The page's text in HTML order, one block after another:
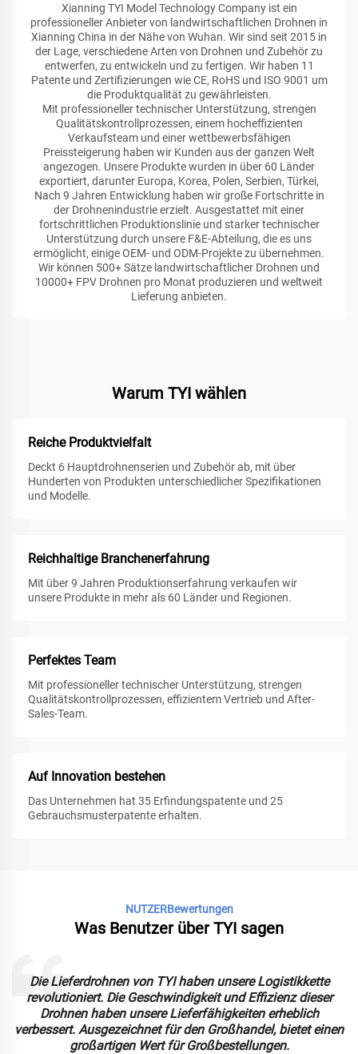
Xianning TYI Model Technology Company ist ein
professioneller Anbieter von landwirtschaftlichen Drohnen in
Xianning China in der Nähe von Wuhan. Wir sind seit 2015 in
der Lage, verschiedene Arten von Drohnen und Zubehör zu
entwerfen, zu entwickeln und zu fertigen. Wir haben 11
Patente und Zertifizierungen wie CE, RoHS und ISO 9001 um
die Produktqualität zu gewährleisten.
Mit professioneller technischer Unterstützung, strengen
Qualitätskontrollprozessen, einem hocheffizienten
Verkaufsteam und einer wettbewerbsfähigen
Preissteigerung haben wir Kunden aus der ganzen Welt
angezogen. Unsere Produkte wurden in über 60 Länder
exportiert, darunter Europa, Korea, Polen, Serbien, Türkei,
Nach 9 Jahren Entwicklung haben wir große Fortschritte in
der Drohnenindustrie erzielt. Ausgestattet mit einer
fortschrittlichen Produktionslinie und starker technischer
Unterstützung durch unsere F&E-Abteilung, die es uns
ermöglicht, einige OEM- und ODM-Projekte zu übernehmen.
Wir können 500+ Sätze landwirtschaftlicher Drohnen und
10000+ FPV Drohnen pro Monat produzieren und weltweit
Lieferung anbieten.
Warum TYI wählen
Reiche Produktvielfalt
Deckt 6 Hauptdrohnenserien und Zubehör ab, mit über
Hunderten von Produkten unterschiedlicher Spezifikationen
und Modelle.
Reichhaltige Branchenerfahrung
Mit über 9 Jahren Produktionserfahrung verkaufen wir
unsere Produkte in mehr als 60 Länder und Regionen.
Perfektes Team
Mit professioneller technischer Unterstützung, strengen
Qualitätskontrollprozessen, effizientem Vertrieb und After-
Sales-Team.
Auf Innovation bestehen
Das Unternehmen hat 35 Erfindungspatente und 25
Gebrauchsmusterpatente erhalten.
NUTZERBewertungen
Was Benutzer über TYI sagen
Die Lieferdrohnen von TYI haben unsere Logistikkette
revolutioniert. Die Geschwindigkeit und Effizienz dieser
Drohnen haben unsere Lieferfähigkeiten erheblich
verbessert. Ausgezeichnet für den Großhandel, bietet einen
großartigen Wert für Großbestellungen.